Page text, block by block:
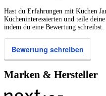
Hast du Erfahrungen mit Küchen
Kücheninteressierten und teile
indem du eine Bewertung schreibst.
Bewertung schreiben
Marken & Hersteller